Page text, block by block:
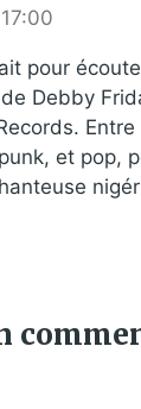
pour
Debby
et pop,